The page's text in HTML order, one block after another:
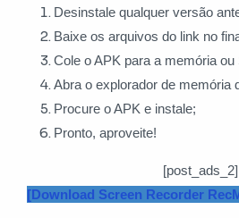
Desinstale qualquer versão
Baixe os arquivos do link no
Cole o APK para a memória ou
Abra o explorador de memória
Procure o APK e instale;
Pronto, aproveite!
[post_ads_2]
[Download Screen Recorder